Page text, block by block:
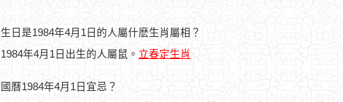
生日是1984年4月1日的人屬什麽生肖屬相？
1984年4月1日出生的人屬鼠。 立春定生肖
國曆1984年4月1日宜忌？